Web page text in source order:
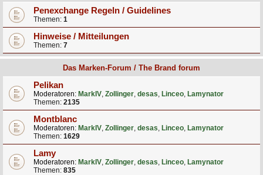
Penexchange Regeln / Guidelines
Themen: 1
Hinweise / Mitteilungen
Themen: 7
Das Marken-Forum / The Brand forum
Pelikan
Moderatoren: MarkIV, Zollinger, desas, Linceo, Lamynator
Themen: 2135
Montblanc
Moderatoren: MarkIV, Zollinger, desas, Linceo, Lamynator
Themen: 1629
Lamy
Moderatoren: MarkIV, Zollinger, desas, Linceo, Lamynator
Themen: 835